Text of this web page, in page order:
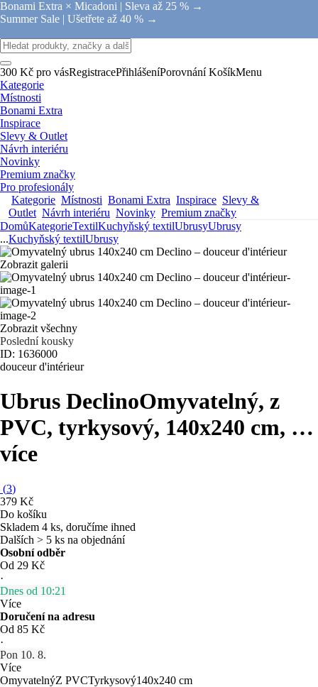
Bonami Extra × Micadoni | Sleva až 25 % →
Summer Sale | Ušetřete až 40 % →
300 Kč pro vásRegistracePřihlášeníPorovnání KošíkMenu
Kategorie
Místnosti
Bonami Extra
Inspirace
Slevy & Outlet
Návrh interiéru
Novinky
Premium značky
Pro profesionály
Kategorie Místnosti Bonami Extra Inspirace Slevy &
Outlet Návrh interiéru Novinky Premium značky
DomůKategorieTextilKuchyňský textilUbrusyUbrusy
...Kuchyňský textilUbrusy
Zobrazit galerii
Zobrazit všechny
Poslední kousky
ID: 1636000
douceur d'intérieur
Ubrus DeclinoOmyvatelný, z
PVC, tyrkysový, 140x240 cm, …
více
(3)
379 Kč
Do košíku
Skladem 4 ks, doručíme ihned
Dalších > 5 ks na objednání
Osobní odběr
Od 29 Kč
·
Dnes od 10:21
Více
Doručení na adresu
Od 85 Kč
·
Pon 10. 8.
Více
OmyvatelnýZ PVCTyrkysový140x240 cm